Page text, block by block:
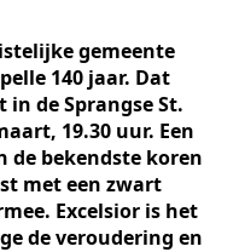
gemeente
140 jaar. Dat
de Sprangse St.
19.30 uur. Een
de bekendste koren
met een zwart
Excelsior is het
de veroudering en